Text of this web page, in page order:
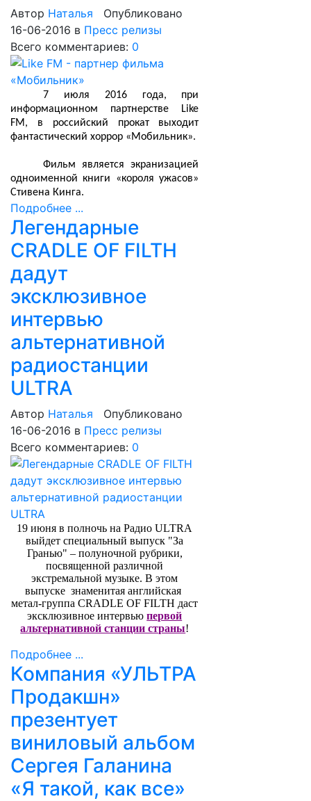
Автор Наталья
Опубликовано
16-06-2016 в Пресс релизы
Всего комментариев: 0
7 июля 2016 года, при
информационном партнерстве Like
FM, в российский прокат выходит
фантастический хоррор «Мобильник».
Фильм является экранизацией
одноименной книги «короля ужасов»
Стивена Кинга.
Подробнее ...
Легендарные
CRADLE OF FILTH
дадут
эксклюзивное
интервью
альтернативной
радиостанции
ULTRA
Автор Наталья
Опубликовано
16-06-2016 в Пресс релизы
Всего комментариев: 0
19 июня в полночь на Радио ULTRA
выйдет специальный выпуск "За
Гранью" – полуночной рубрики,
посвященной различной
экстремальной музыке. В этом
выпуске знаменитая английская
метал-группа CRADLE OF FILTH даст
эксклюзивное интервьюпервой
альтернативной станции страны!
Подробнее ...
Компания «УЛЬТРА
Продакшн»
презентует
виниловый альбом
Сергея Галанина
«Я такой, как все»